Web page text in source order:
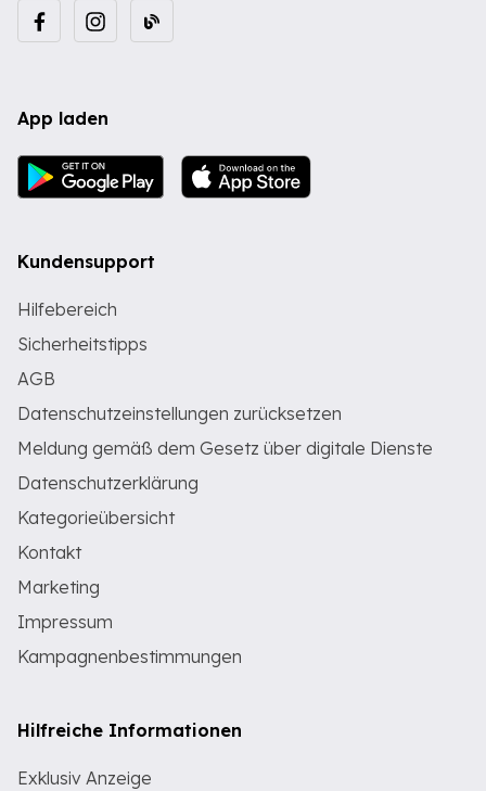
App laden
Kundensupport
Hilfebereich
Sicherheitstipps
AGB
Datenschutzeinstellungen zurücksetzen
Meldung gemäß dem Gesetz über digitale Dienste
Datenschutzerklärung
Kategorieübersicht
Kontakt
Marketing
Impressum
Kampagnenbestimmungen
Hilfreiche Informationen
Exklusiv Anzeige